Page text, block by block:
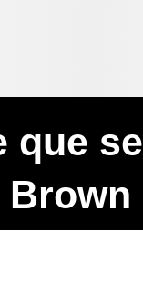
que
Brown